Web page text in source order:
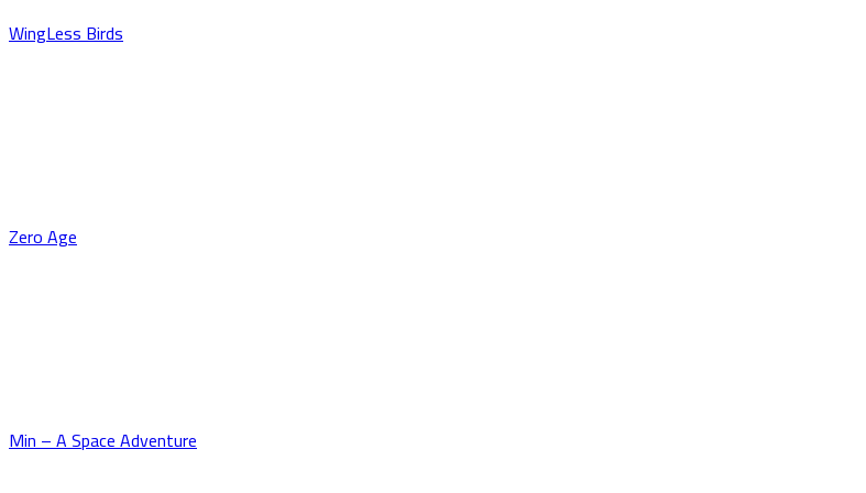
WingLess Birds
Zero Age
Min – A Space Adventure